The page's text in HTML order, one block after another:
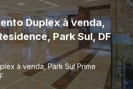
Duplex à venda,
Park Sul, DF
à venda, Park Sul Prime